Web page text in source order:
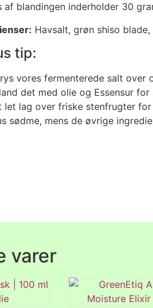
af blandingen inderholder 30
Havsalt, grøn shiso
tip:
vores fermenterede salt over
det med olie og Essensur
let lag over friske stenfrugter
sødme, mens de øvrige
varer